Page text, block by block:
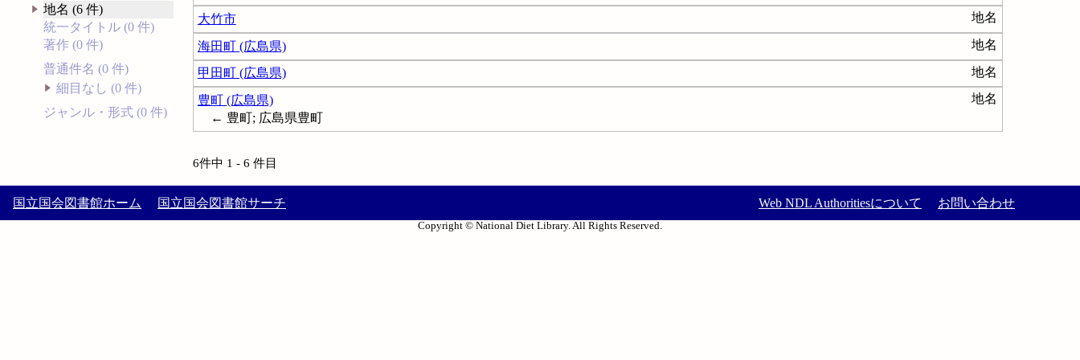
地名 (6 件)
統一タイトル (0 件)
著作 (0 件)
普通件名 (0 件)
細目なし (0 件)
ジャンル・形式 (0 件)
大竹市 地名
海田町 (広島県) 地名
甲田町 (広島県) 地名
豊町 (広島県)
地名
← 豊町; 広島県豊町
6件中 1 - 6 件目
国立国会図書館ホーム 国立国会図書館サーチ Web NDL Authoritiesについて お問い合わせ
Copyright © National Diet Library. All Rights Reserved.